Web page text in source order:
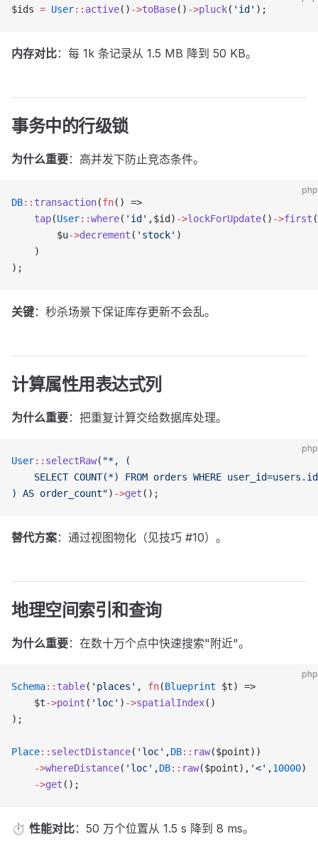
$ids = User:: active() ->toBase() ->pluck( 'id' );
内存对比：每 1k 条记录从 1.5 MB 降到 50 KB。
事务中的行级锁
为什么重要：高并发下防止竞态条件。
php
DB:: transaction(fn() =>
    tap
(User::where( 'id' ,$id) ->lockForUpdate() ->first
        $u
->decrement ( 'stock' )
    )
);
关键：秒杀场景下保证库存更新不会乱。
计算属性用表达式列
为什么重要：把重复计算交给数据库处理。
php
User:: selectRaw( "*, (
    SELECT COUNT(*) FROM orders WHERE user_id=users.id
) AS order_count") ->get ();
替代方案：通过视图物化（见技巧 #10）。
地理空间索引和查询
为什么重要：在数十万个点中快速搜索"附近"。
php
Schema:: table( 'places' , fn(Blueprint $t) =>
    $t
->point ( 'loc' ) ->spatialIndex()
);
Place:: selectDistance( 'loc' ,DB:: raw($point))
    ->
whereDistance( 'loc' ,DB:: raw($point), '<' ,10000)
    ->
get ();
⏱ 性能对比：50 万个位置从 1.5 s 降到 8 ms。